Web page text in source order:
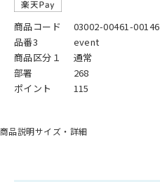
商品コード
03002-00461-00146
品番3
event
商品区分１
通常
部署
268
ポイント
115
商品説明サイズ・詳細